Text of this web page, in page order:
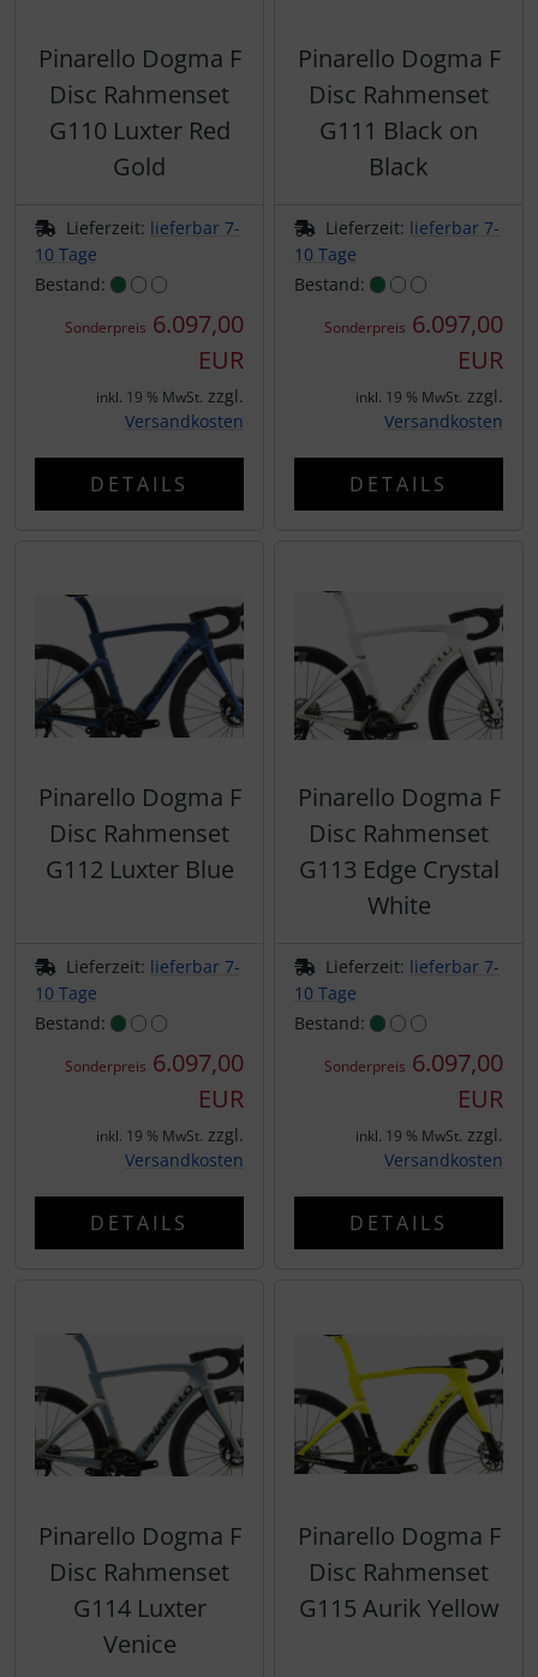
Pinarello Dogma F
Disc Rahmenset
G110 Luxter Red
Gold
Lieferzeit: lieferbar 7-
10 Tage
Bestand:
Sonderpreis 6.097,00
EUR
inkl. 19 % MwSt. zzgl.
Versandkosten
DETAILS
Pinarello Dogma F
Disc Rahmenset
G111 Black on
Black
Lieferzeit: lieferbar 7-
10 Tage
Bestand:
Sonderpreis 6.097,00
EUR
inkl. 19 % MwSt. zzgl.
Versandkosten
DETAILS
Pinarello Dogma F
Disc Rahmenset
G112 Luxter Blue
Lieferzeit: lieferbar 7-
10 Tage
Bestand:
Sonderpreis 6.097,00
EUR
inkl. 19 % MwSt. zzgl.
Versandkosten
DETAILS
Pinarello Dogma F
Disc Rahmenset
G113 Edge Crystal
White
Lieferzeit: lieferbar 7-
10 Tage
Bestand:
Sonderpreis 6.097,00
EUR
inkl. 19 % MwSt. zzgl.
Versandkosten
DETAILS
Pinarello Dogma F
Disc Rahmenset
G114 Luxter
Venice
Pinarello Dogma F
Disc Rahmenset
G115 Aurik Yellow
Pinarello
Pirelli
Princeton Carbonworks
Prologo
Quarq
Schwalbe
SEKA
Shimano
SRAM
Stronglight
THM Carbones
Vittoria
Voxom
Wahoo
WOLFPACK